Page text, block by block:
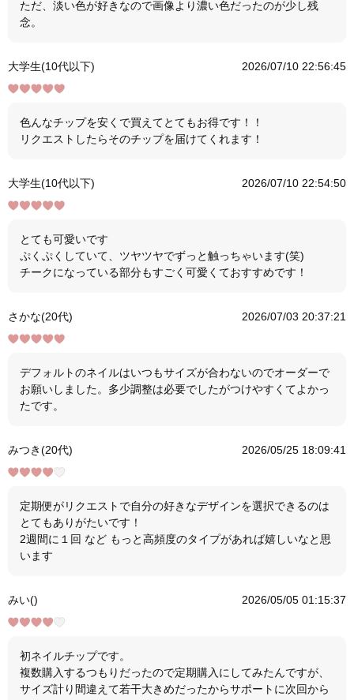
ただ、淡い色が好きなので画像より濃い色だったのが少し残
念。
大学生(10代以下) 2026/07/10 22:56:45
色んなチップを安くで買えてとてもお得です！！
リクエストしたらそのチップを届けてくれます！
大学生(10代以下) 2026/07/10 22:54:50
とても可愛いです
ぷくぷくしていて、ツヤツヤでずっと触っちゃいます(笑)
チークになっている部分もすごく可愛くておすすめです！
さかな(20代) 2026/07/03 20:37:21
デフォルトのネイルはいつもサイズが合わないのでオーダーで
お願いしました。多少調整は必要でしたがつけやすくてよかっ
たです。
みつき(20代) 2026/05/25 18:09:41
定期便がリクエストで自分の好きなデザインを選択できるのは
とてもありがたいです！
2週間に１回 など もっと高頻度のタイプがあれば嬉しいなと思
います
みい() 2026/05/05 01:15:37
初ネイルチップです。
複数購入するつもりだったので定期購入にしてみたんですが、
サイズ計り間違えて若干大きめだったからサポートに次回から